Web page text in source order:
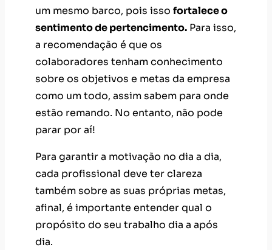
um mesmo barco, pois isso fortalece o
sentimento de pertencimento. Para isso,
a recomendação é que os
colaboradores tenham conhecimento
sobre os objetivos e metas da empresa
como um todo, assim sabem para onde
estão remando. No entanto, não pode
parar por aí!
Para garantir a motivação no dia a dia,
cada profissional deve ter clareza
também sobre as suas próprias metas,
afinal, é importante entender qual o
propósito do seu trabalho dia a após
dia.